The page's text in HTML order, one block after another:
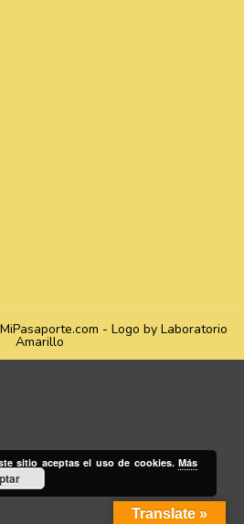
- Logo by Laboratorio
Amarillo
Translate »
sitio aceptas el uso de cookies. Más